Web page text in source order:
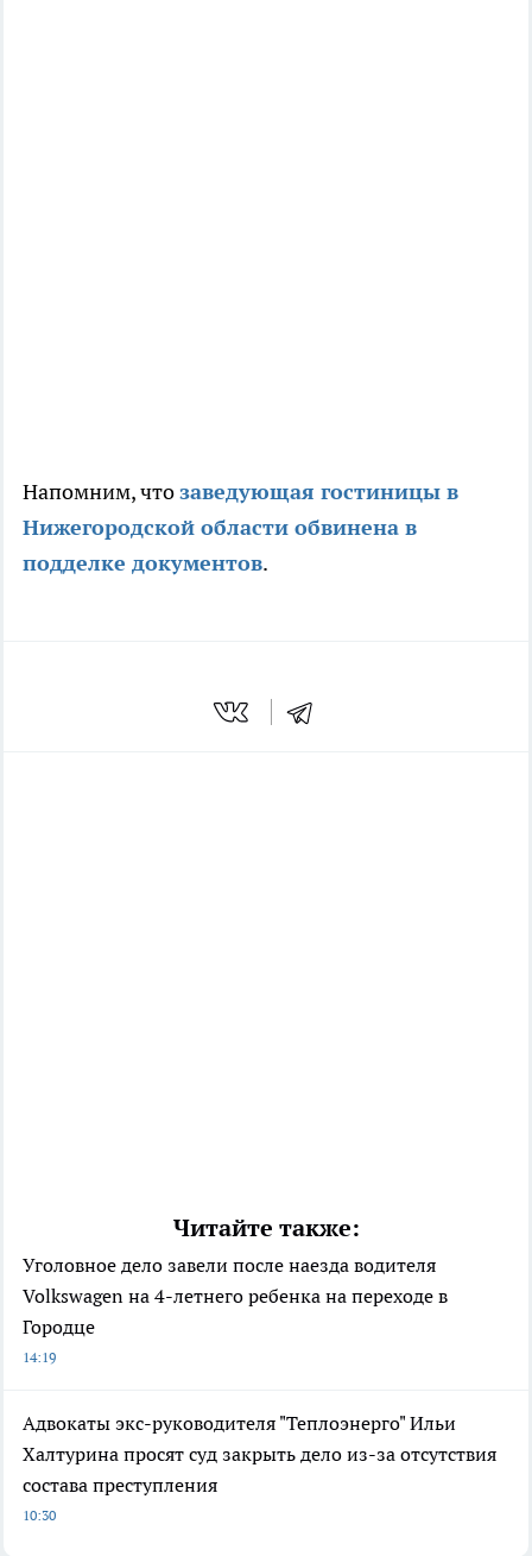
Напомним, чтозаведующая гостиницы в
Нижегородской области обвинена в
подделке документов.
Читайте также:
Уголовное дело завели после наезда водителя
Volkswagen на 4-летнего ребенка на переходе в
Городце
14:19
Адвокаты экс-руководителя "Теплоэнерго" Ильи
Халтурина просят суд закрыть дело из-за отсутствия
состава преступления
10:30